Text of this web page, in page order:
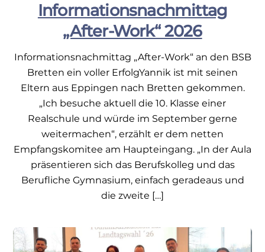
Informationsnachmittag
„After-Work“ 2026
Informationsnachmittag „After-Work“ an den BSB
Bretten ein voller ErfolgYannik ist mit seinen
Eltern aus Eppingen nach Bretten gekommen.
„Ich besuche aktuell die 10. Klasse einer
Realschule und würde im September gerne
weitermachen“, erzählt er dem netten
Empfangskomitee am Haupteingang. „In der Aula
präsentieren sich das Berufskolleg und das
Berufliche Gymnasium, einfach geradeaus und
die zweite […]